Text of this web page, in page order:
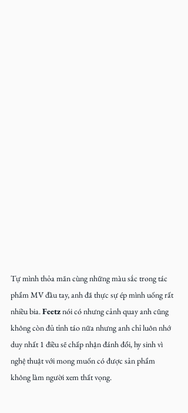
Tự mình thỏa mãn cùng những màu sắc trong tác
phẩm MV đầu tay, anh đã thực sự ép mình uống rất
nhiều bia. Feetz nói có nhưng cảnh quay anh cũng
không còn đủ tỉnh táo nữa nhưng anh chỉ luôn nhớ
duy nhất 1 điều sẽ chấp nhận đánh đổi, hy sinh vì
nghệ thuật với mong muốn có được sản phẩm
không làm người xem thất vọng.